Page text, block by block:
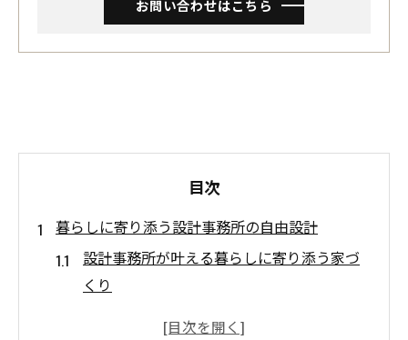
お問い合わせはこちら
目次
暮らしに寄り添う設計事務所の自由設計
設計事務所が叶える暮らしに寄り添う家づ
くり
自由設計で実現する理想の住まいの工夫